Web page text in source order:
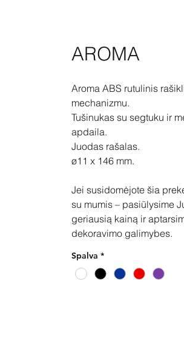
AROMA
Aroma ABS rutulinis
mechanizmu.
Tušinukas su segtuku ir
apdaila.
Juodas rašalas.
ø11 x 146 mm.
Jei susidomėjote šia
su mumis – pasiūlysime
geriausią kainą ir
dekoravimo galimybes.
Spalva *